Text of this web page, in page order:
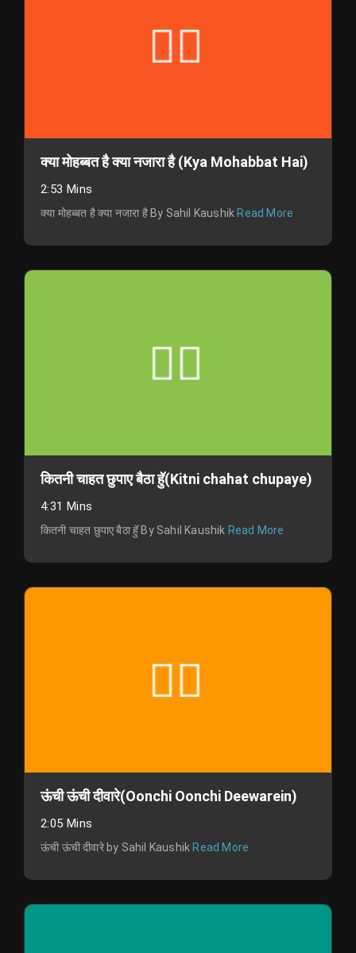
क्या मोहब्बत है क्या नजारा है (Kya Mohabbat Hai)
2:53 Mins
क्या मोहब्बत है क्या नजारा है By Sahil Kaushik Read More
कितनी चाहत छुपाए बैठा हुॅ(Kitni chahat chupaye)
4:31 Mins
कितनी चाहत छुपाए बैठा हुॅ By Sahil Kaushik Read More
ऊंची ऊंची दीवारे(Oonchi Oonchi Deewarein)
2:05 Mins
ऊंची ऊंची दीवारे by Sahil Kaushik Read More